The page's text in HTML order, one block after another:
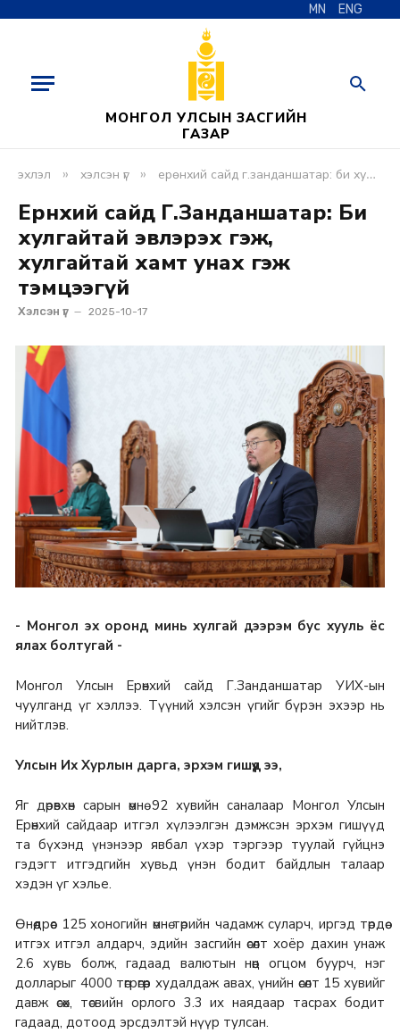
MN ENG
МОНГОЛ УЛСЫН ЗАСГИЙН
ГАЗАР
эхлэл » хэлсэн үг » ерөнхий сайд г.занданшатар: би хулгайтай эвлэрэх гэж, хулгайтай хамт унах гэж тэмцээгүй
Ерөнхий сайд Г.Занданшатар: Би
хулгайтай эвлэрэх гэж,
хулгайтай хамт унах гэж
тэмцээгүй
Хэлсэн үг 2025-10-17
- Монгол эх оронд минь хулгай дээрэм бус хууль ёс
ялах болтугай -
Монгол Улсын Ерөнхий сайд Г.Занданшатар УИХ-ын
чуулганд үг хэллээ. Түүний хэлсэн үгийг бүрэн эхээр нь
нийтлэв.
Улсын Их Хурлын дарга, эрхэм гишүүд ээ,
Яг дөрөвхөн сарын өмнө 92 хувийн саналаар Монгол Улсын
Ерөнхий сайдаар итгэл хүлээлгэн дэмжсэн эрхэм гишүүд
та бүхэнд үнэнээр явбал үхэр тэргээр туулай гүйцнэ
гэдэгт итгэдгийн хувьд үнэн бодит байдлын талаар
хэдэн үг хэлье.
Өнөөдрөөс 125 хоногийн өмнө төрийн чадамж суларч, иргэд төрдөө
итгэх итгэл алдарч, эдийн засгийн өсөлт хоёр дахин унаж
2.6 хувь болж, гадаад валютын нөөц огцом буурч, нэг
долларыг 4000 төгрөгөөр худалдаж авах, үнийн өсөлт 15 хувийг
давж өсөх, төсвийн орлого 3.3 их наядаар тасрах бодит
гадаад, дотоод эрсдэлтэй нүүр тулсан.